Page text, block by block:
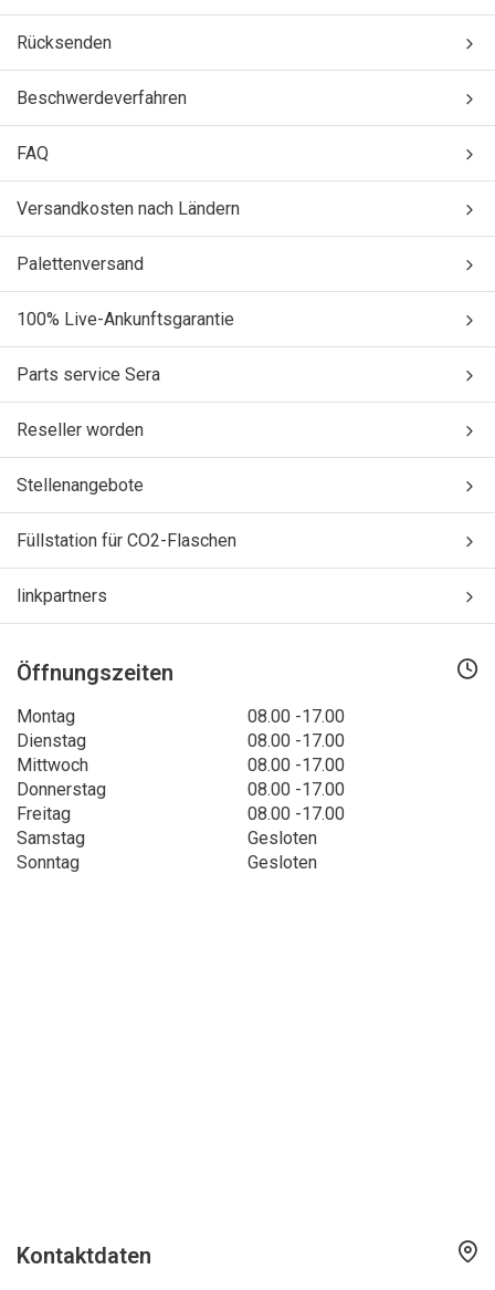
Rücksenden
Beschwerdeverfahren
FAQ
Versandkosten nach Ländern
Palettenversand
100% Live-Ankunftsgarantie
Parts service Sera
Reseller worden
Stellenangebote
Füllstation für CO2-Flaschen
linkpartners
Öffnungszeiten
Montag
08.00 -17.00
Dienstag
08.00 -17.00
Mittwoch
08.00 -17.00
Donnerstag
08.00 -17.00
Freitag
08.00 -17.00
Samstag
Gesloten
Sonntag
Gesloten
Kontaktdaten